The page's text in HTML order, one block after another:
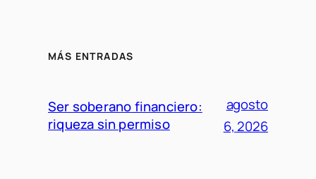
MÁS ENTRADAS
Ser soberano financiero:
riqueza sin permiso
agosto
6, 2026